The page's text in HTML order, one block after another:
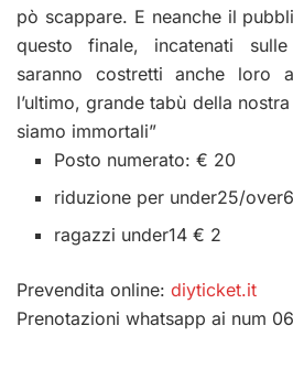
pò scappare. E neanche il
questo finale, incatenati
saranno costretti anche loro
l’ultimo, grande tabù della
siamo immortali”
Posto numerato: € 20
riduzione per under25/
ragazzi under14 € 2
Prevendita online: diyticket.it
Prenotazioni whatsapp ai num